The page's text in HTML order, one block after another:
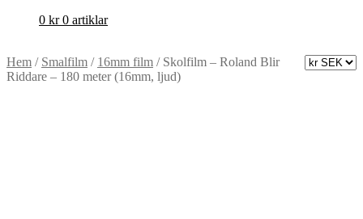
0 kr 0 artiklar
Hem / Smalfilm / 16mm film / Skolfilm – Roland Blir
Riddare – 180 meter (16mm, ljud)